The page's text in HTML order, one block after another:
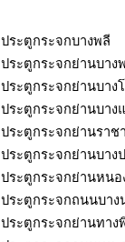
ประตูกระจกบางพลี
ประตูกระจกย่านบาง
ประตูกระจกย่านบาง
ประตูกระจกย่านบาง
ประตูกระจกย่านราช
ประตูกระจกย่านบาง
ประตูกระจกย่านหนอ
ประตูกระจกถนนบาง
ประตูกระจกย่านทา